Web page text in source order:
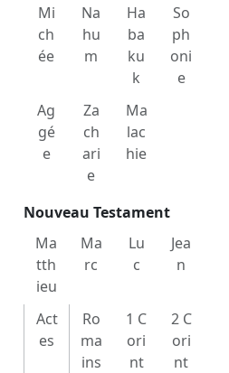
Mi
ch
ée
Na
hu
m
Ha
ba
ku
k
So
ph
oni
e
Ag
gé
e
Za
ch
ari
e
Ma
lac
hie
Nouveau Testament
Ma
tth
ieu
Ma
rc
Lu
c
Jea
n
Act
es
Ro
ma
ins
1 C
ori
nt
2 C
ori
nt